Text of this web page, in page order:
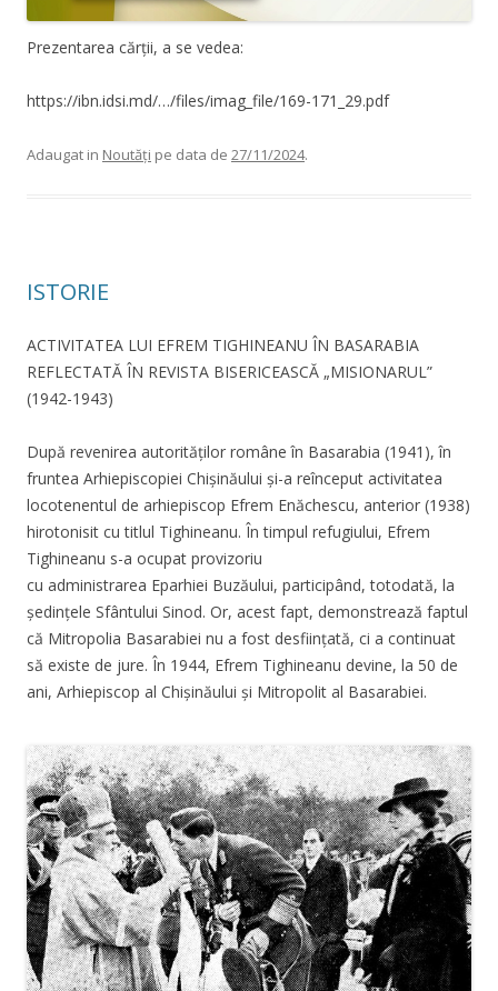
Prezentarea cărții, a se vedea:
https://ibn.idsi.md/…/files/imag_file/169-171_29.pdf
Adaugat in Noutăți pe data de 27/11/2024.
ISTORIE
ACTIVITATEA LUI EFREM TIGHINEANU ÎN BASARABIA
REFLECTATĂ ÎN REVISTA BISERICEASCĂ „MISIONARUL”
(1942-1943)
După revenirea autorităților române în Basarabia (1941), în
fruntea Arhiepiscopiei Chișinăului și-a reînceput activitatea
locotenentul de arhiepiscop Efrem Enăchescu, anterior (1938)
hirotonisit cu titlul Tighineanu. În timpul refugiului, Efrem
Tighineanu s-a ocupat provizoriu
cu administrarea Eparhiei Buzăului, participând, totodată, la
ședințele Sfântului Sinod. Or, acest fapt, demonstrează faptul
că Mitropolia Basarabiei nu a fost desființată, ci a continuat
să existe de jure. În 1944, Efrem Tighineanu devine, la 50 de
ani, Arhiepiscop al Chișinăului și Mitropolit al Basarabiei.